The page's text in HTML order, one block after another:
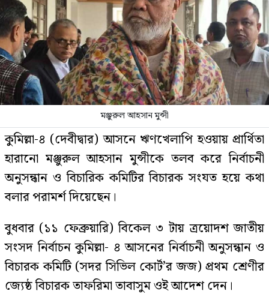
মঞ্জুরুল আহসান মুন্সী
কুমিল্লা-৪ (দেবীদ্বার) আসনে ঋণখেলাপি হওয়ায় প্রার্থিতা
হারানো মঞ্জুরুল আহসান মুন্সীকে তলব করে নির্বাচনী
অনুসন্ধান ও বিচারিক কমিটির বিচারক সংযত হয়ে কথা
বলার পরামর্শ দিয়েছেন।
বুধবার (১১ ফেব্রুয়ারি) বিকেল ৩ টায় ত্রয়োদশ জাতীয়
সংসদ নির্বাচন কুমিল্লা- ৪ আসনের নির্বাচনী অনুসন্ধান ও
বিচারক কমিটি (সদর সিভিল কোর্ট’র জজ) প্রথম শ্রেণীর
জ্যেষ্ঠ বিচারক তাফরিমা তাবাসুম ওই আদেশ দেন।